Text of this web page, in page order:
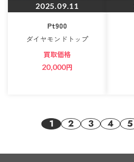
2025.09.11
Pt900
ダイヤモンドトップ
買取価格
20,000円
1 2 3 4 5